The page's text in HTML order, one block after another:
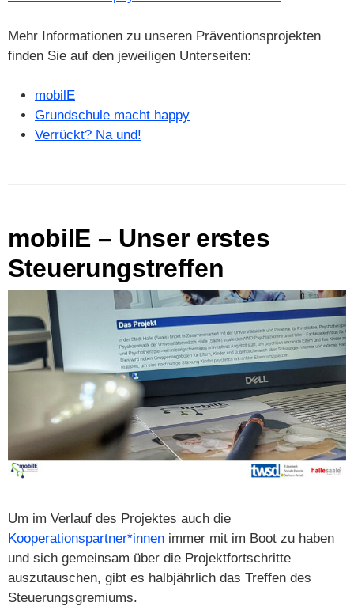
Mehr Informationen zu unseren Präventionsprojekten
finden Sie auf den jeweiligen Unterseiten:
mobilE
Grundschule macht happy
Verrückt? Na und!
mobilE – Unser erstes
Steuerungstreffen
Um im Verlauf des Projektes auch die
Kooperationspartner*innen immer mit im Boot zu haben
und sich gemeinsam über die Projektfortschritte
auszutauschen, gibt es halbjährlich das Treffen des
Steuerungsgremiums.